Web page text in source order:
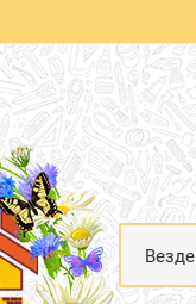
Везде